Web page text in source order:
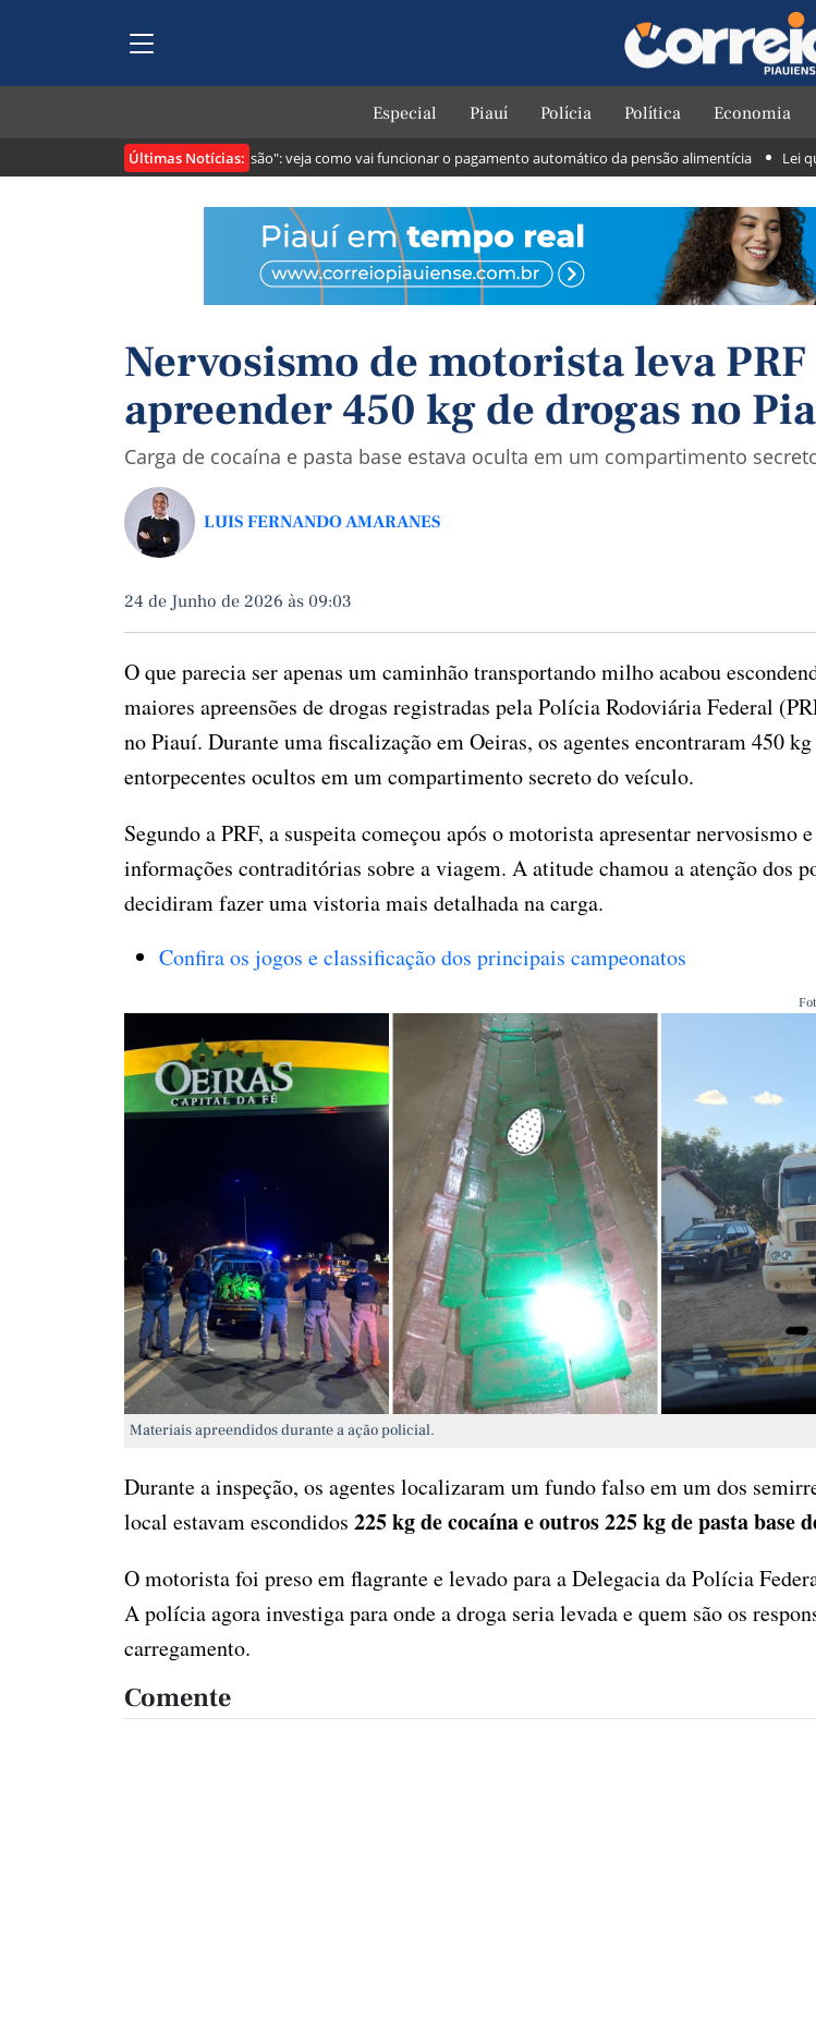
Especial Piauí Polícia Política Economia
Últimas Notícias:
Lei cria o "Pix Pensão": veja como vai funcionar o pagamento automático da pensão alimentícia Lei que
Nervosismo de motorista leva PRF
apreender 450 kg de drogas no
Carga de cocaína e pasta base estava oculta em um compartimento
LUIS FERNANDO AMARANES
24 de Junho de 2026 às 09:03
O que parecia ser apenas um caminhão transportando milho acabou
maiores apreensões de drogas registradas pela Polícia Rodoviária Federal
no Piauí. Durante uma fiscalização em Oeiras, os agentes encontraram 450 kg
entorpecentes ocultos em um compartimento secreto do veículo.
Segundo a PRF, a suspeita começou após o motorista apresentar nervosismo
informações contraditórias sobre a viagem. A atitude chamou a atenção dos
decidiram fazer uma vistoria mais detalhada na carga.
Confira os jogos e classificação dos principais campeonatos
Materiais apreendidos durante a ação policial.
Durante a inspeção, os agentes localizaram um fundo falso em um dos
local estavam escondidos 225 kg de cocaína e outros 225 kg de pasta base
O motorista foi preso em flagrante e levado para a Delegacia da Polícia
A polícia agora investiga para onde a droga seria levada e quem são os
carregamento.
Comente